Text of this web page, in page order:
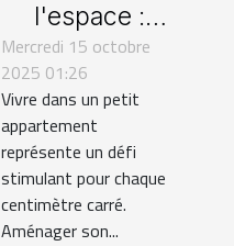
l'espace :
astuces pour
petits
appartements
Mercredi 15 octobre
2025 01:26
Vivre dans un petit
appartement
représente un défi
stimulant pour chaque
centimètre carré.
Aménager son...